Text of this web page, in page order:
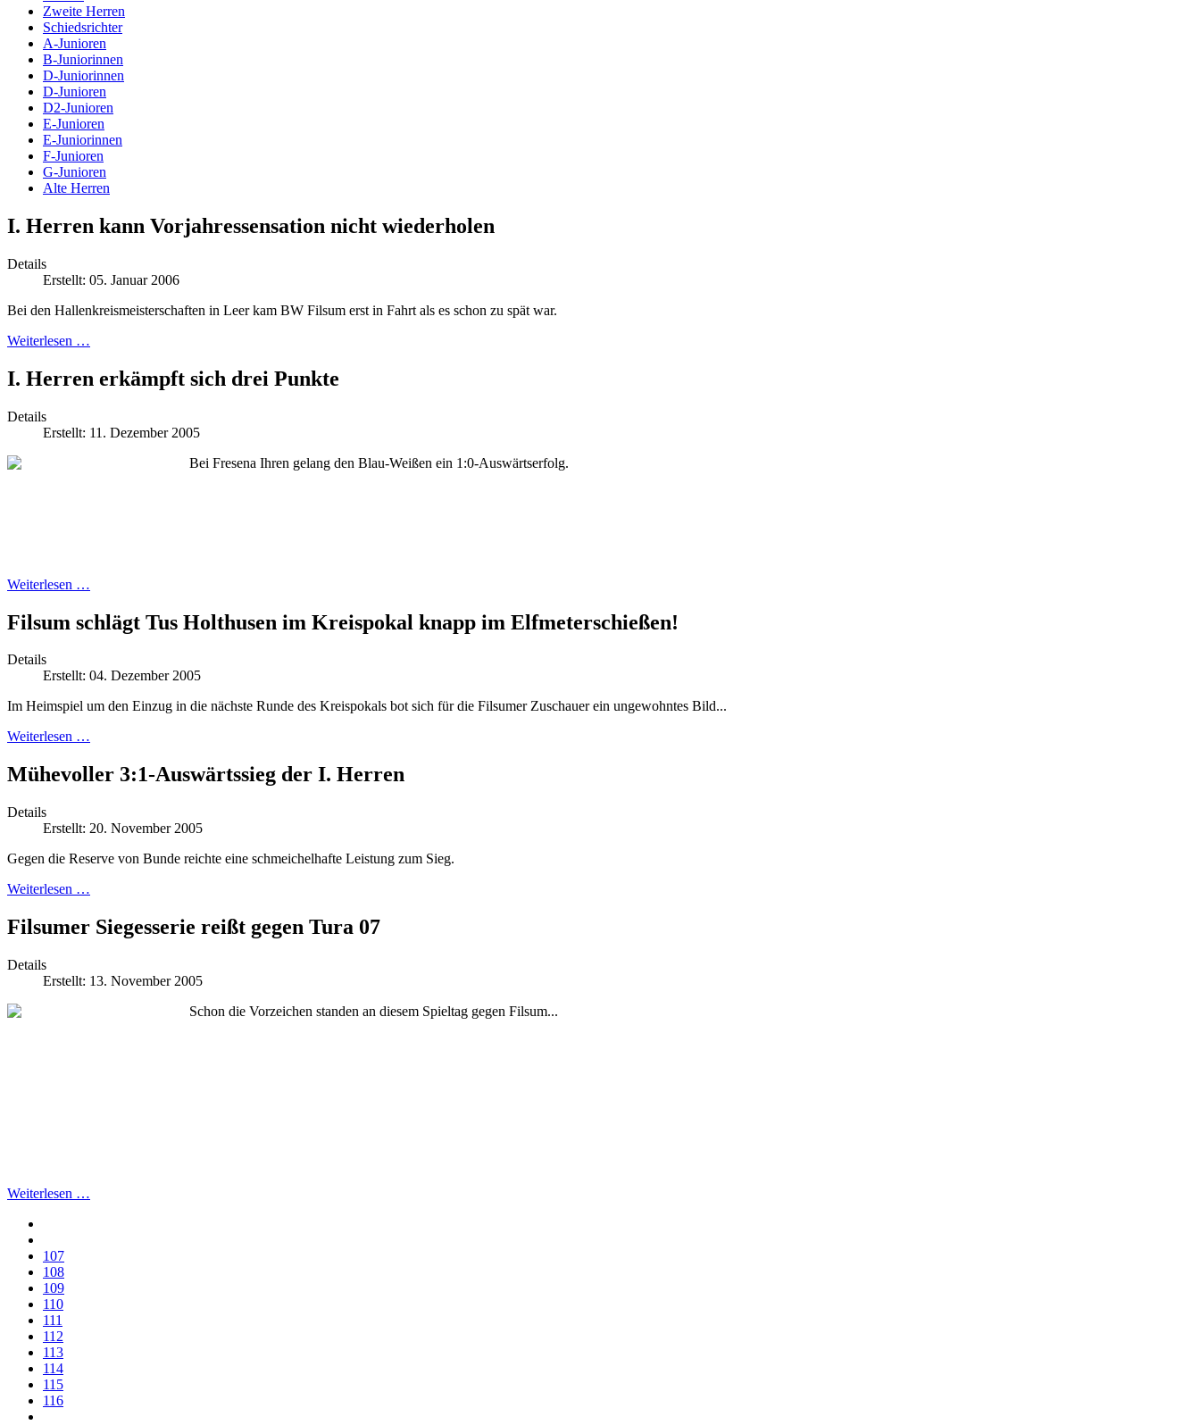
Zweite Herren
Schiedsrichter
A-Junioren
B-Juniorinnen
D-Juniorinnen
D-Junioren
D2-Junioren
E-Junioren
E-Juniorinnen
F-Junioren
G-Junioren
Alte Herren
I. Herren kann Vorjahressensation nicht wiederholen
Details
Erstellt: 05. Januar 2006
Bei den Hallenkreismeisterschaften in Leer kam BW Filsum erst in Fahrt als es schon zu spät war.
Weiterlesen …
I. Herren erkämpft sich drei Punkte
Details
Erstellt: 11. Dezember 2005
Bei Fresena Ihren gelang den Blau-Weißen ein 1:0-Auswärtserfolg.
Weiterlesen …
Filsum schlägt Tus Holthusen im Kreispokal knapp im Elfmeterschießen!
Details
Erstellt: 04. Dezember 2005
Im Heimspiel um den Einzug in die nächste Runde des Kreispokals bot sich für die Filsumer Zuschauer ein ungewohntes Bild...
Weiterlesen …
Mühevoller 3:1-Auswärtssieg der I. Herren
Details
Erstellt: 20. November 2005
Gegen die Reserve von Bunde reichte eine schmeichelhafte Leistung zum Sieg.
Weiterlesen …
Filsumer Siegesserie reißt gegen Tura 07
Details
Erstellt: 13. November 2005
Schon die Vorzeichen standen an diesem Spieltag gegen Filsum...
Weiterlesen …
107
108
109
110
111
112
113
114
115
116